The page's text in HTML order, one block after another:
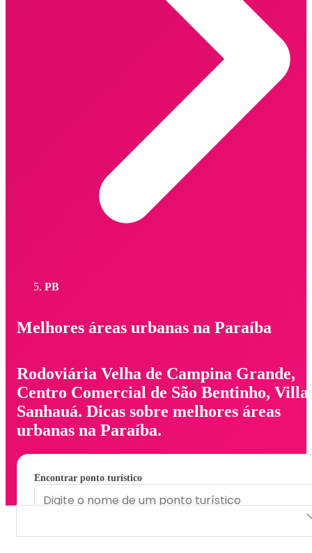
PB
Melhores áreas urbanas na Paraíba
Rodoviária Velha de Campina Grande,
Centro Comercial de São Bentinho, Villa
Sanhauá. Dicas sobre melhores áreas
urbanas na Paraíba.
Encontrar ponto turístico